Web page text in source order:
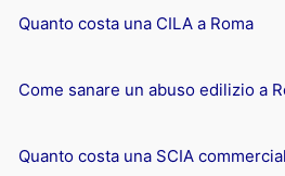
Quanto costa una CILA a Roma
Come sanare un abuso edilizio a
Quanto costa una SCIA